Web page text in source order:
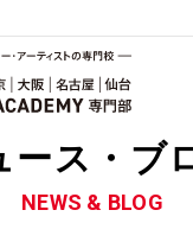
ース・ブ
NEWS & BLOG